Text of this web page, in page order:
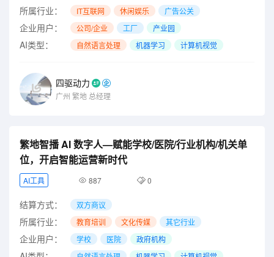
所属行业： IT互联网 休闲娱乐 广告公关
企业用户： 公司/企业 工厂 产业园
AI类型： 自然语言处理 机器学习 计算机视觉
四驱动力
广州 繁地 总经理
繁地智播 AI 数字人—赋能学校/医院/行业机构/机关单
位，开启智能运营新时代
AI工具 887 0
结算方式： 双方商议
所属行业： 教育培训 文化传媒 其它行业
企业用户： 学校 医院 政府机构